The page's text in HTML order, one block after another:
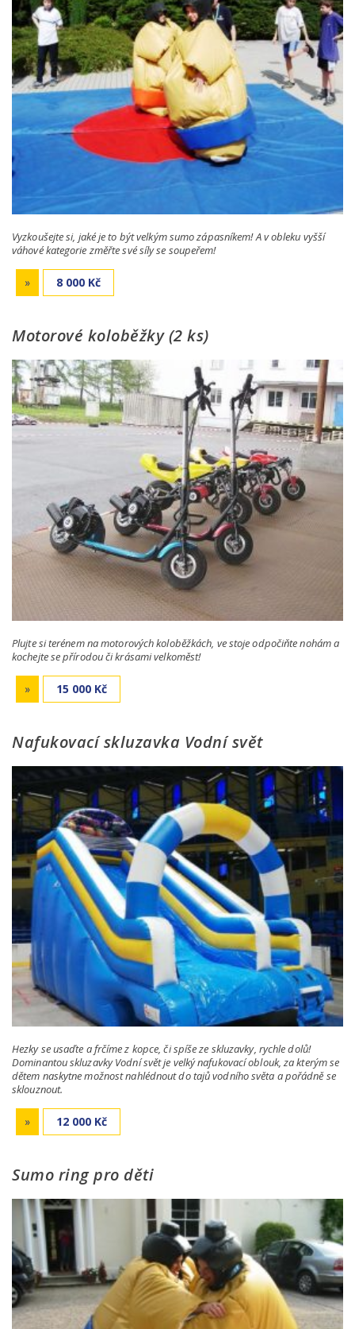
Vyzkoušejte si, jaké je to být velkým sumo zápasníkem! A v obleku vyšší
váhové kategorie změřte své síly se soupeřem!
» 8 000 Kč
Motorové koloběžky (2 ks)
Plujte si terénem na motorových koloběžkách, ve stoje odpočiňte nohám a
kochejte se přírodou či krásami velkoměst!
» 15 000 Kč
Nafukovací skluzavka Vodní svět
Hezky se usaďte a frčíme z kopce, či spíše ze skluzavky, rychle dolů!
Dominantou skluzavky Vodní svět je velký nafukovací oblouk, za kterým se
dětem naskytne možnost nahlédnout do tajů vodního světa a pořádně se
sklouznout.
» 12 000 Kč
Sumo ring pro děti